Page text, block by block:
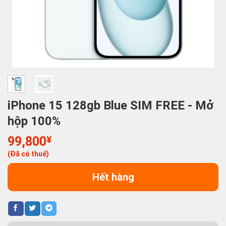
iPhone 15 128gb Blue SIM FREE - Mở
hộp 100%
99,800¥
(Đã có thuế)
Hết hàng